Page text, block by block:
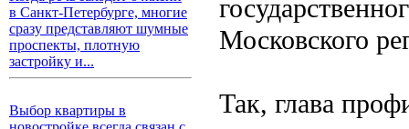
в Санкт-Петербурге, многие
сразу представляют шумные
проспекты, плотную
застройку и...
Выбор квартиры в
Московского
Так, глава